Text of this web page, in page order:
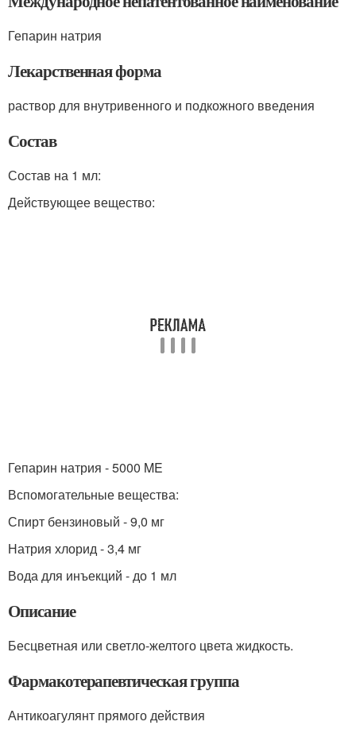
Гепарин натрия
Лекарственная форма
раствор для внутривенного и подкожного введения
Состав
Состав на 1 мл:
Действующее вещество:
Гепарин натрия - 5000 ME
Вспомогательные вещества:
Спирт бензиновый - 9,0 мг
Натрия хлорид - 3,4 мг
Вода для инъекций - до 1 мл
Описание
Бесцветная или светло-желтого цвета жидкость.
Фармакотерапевтическая группа
Антикоагулянт прямого действия